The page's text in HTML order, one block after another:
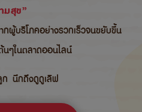
มสุข”
กผู้บริโภคอย่างรวกเร็วจนขยับขึ้น
ๆในตลาดออนไลน์
นึกถึงดูดูเลิฟ